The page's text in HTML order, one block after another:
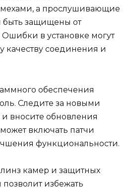
а прослушивающие
быть защищены от
в установке могут
качеству соединения и
обеспечения
Следите за новыми
вносите обновления
включать патчи
функциональности.
камер и защитных
избежать